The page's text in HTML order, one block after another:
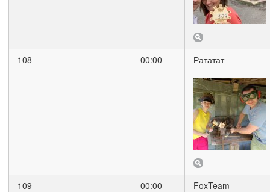
108 00:00 Рататат
109 00:00 FoxTeam